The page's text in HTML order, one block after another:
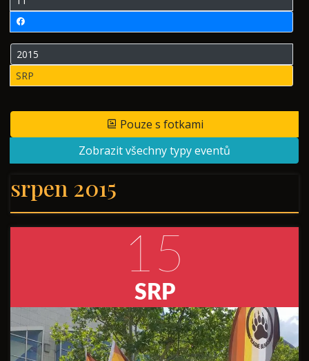
2015
SRP
Pouze s fotkami
Zobrazit všechny typy eventů
srpen 2015
15
SRP